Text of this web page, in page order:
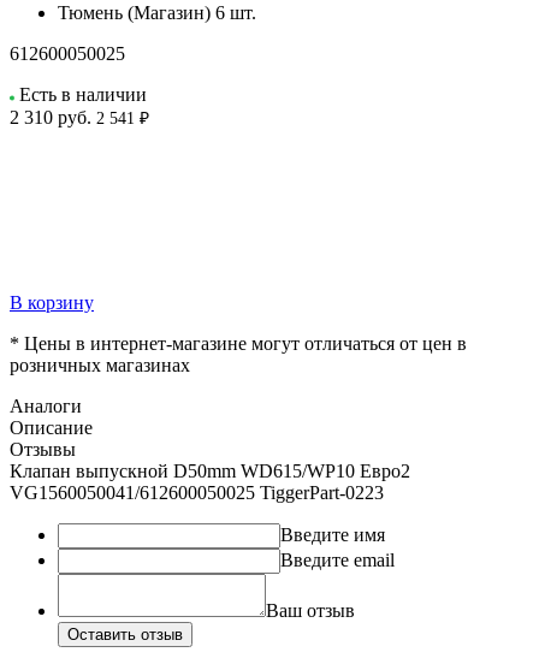
Тюмень (Магазин) 6 шт.
612600050025
Есть в наличии
2 310 руб. 2 541 ₽
В корзину
* Цены в интернет-магазине могут отличаться от цен в
розничных магазинах
Аналоги
Описание
Отзывы
Клапан выпускной D50mm WD615/WP10 Евро2
VG1560050041/612600050025 TiggerPart-0223
Введите имя
Введите email
Ваш отзыв
Оставить отзыв